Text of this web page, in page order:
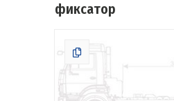
фиксатор